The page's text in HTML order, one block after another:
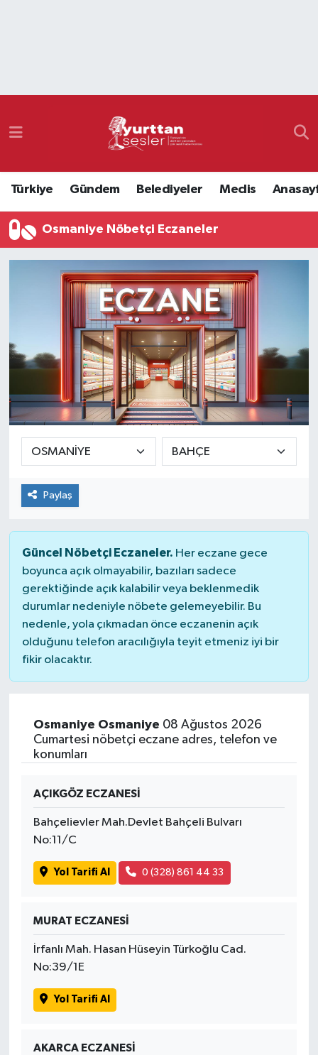
Türkiye Gündem Belediyeler Meclis
Osmaniye Nöbetçi Eczaneler
Paylaş
Güncel Nöbetçi Eczaneler. Her eczane gece
boyunca açık olmayabilir, bazıları sadece
gerektiğinde açık kalabilir veya beklenmedik
durumlar nedeniyle nöbete gelemeyebilir. Bu
nedenle, yola çıkmadan önce eczanenin açık
olduğunu telefon aracılığıyla teyit etmeniz iyi bir
fikir olacaktır.
Osmaniye Osmaniye 08 Ağustos 2026
Cumartesi nöbetçi eczane adres, telefon ve
konumları
AÇIKGÖZ ECZANESİ
Bahçelievler Mah.Devlet Bahçeli Bulvarı
No:11/C
Yol Tarifi Al 0 (328) 861 44 33
MURAT ECZANESİ
İrfanlı Mah. Hasan Hüseyin Türkoğlu Cad.
No:39/1E
Yol Tarifi Al
AKARCA ECZANESİ
Namaz Vakitleri
Süper Lig Puan Durumu ve Fikstür
Tüm Manşetler
Son Dakika Haberleri
Haber Arşivi